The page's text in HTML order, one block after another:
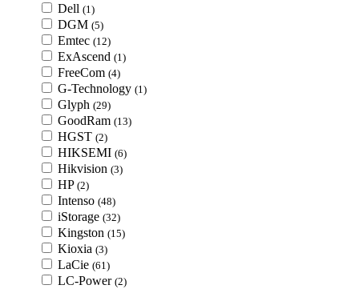
Dell (1)
DGM (5)
Emtec (12)
ExAscend (1)
FreeCom (4)
G-Technology (1)
Glyph (29)
GoodRam (13)
HGST (2)
HIKSEMI (6)
Hikvision (3)
HP (2)
Intenso (48)
iStorage (32)
Kingston (15)
Kioxia (3)
LaCie (61)
LC-Power (2)